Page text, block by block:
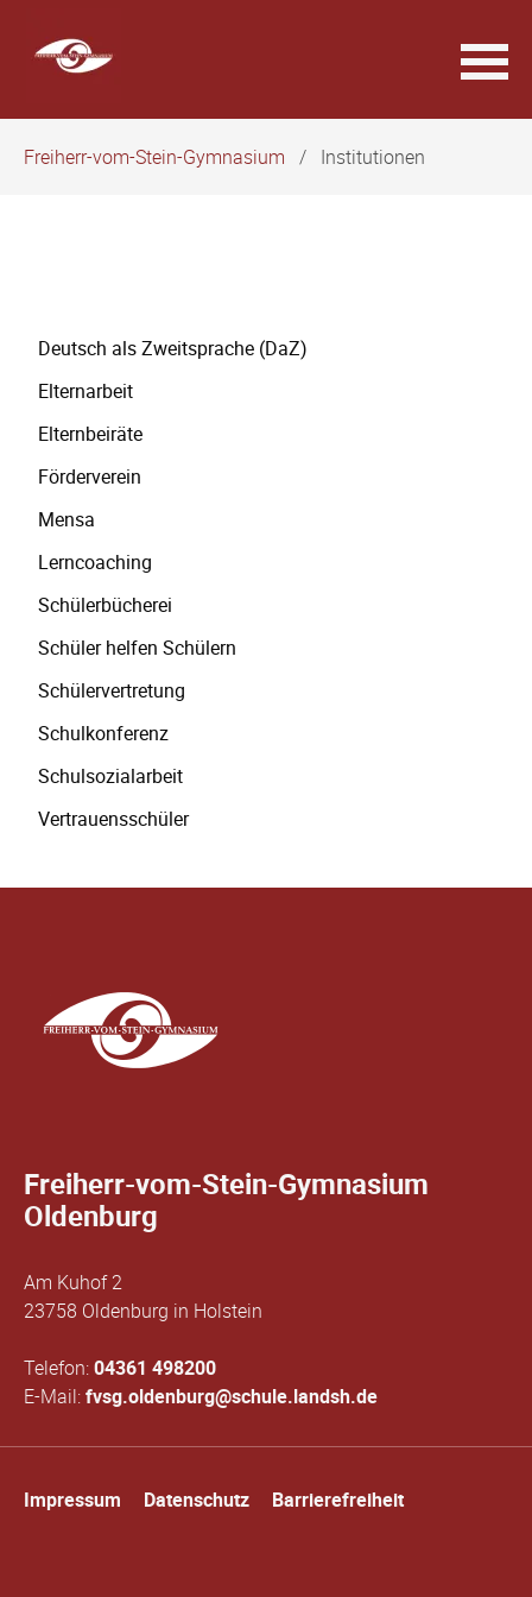
überspringen
Freiherr-vom-Stein-Gymnasium Institutionen
überspringen
Deutsch als Zweitsprache (DaZ)
Elternarbeit
Elternbeiräte
Förderverein
Mensa
Lerncoaching
Schülerbücherei
Schüler helfen Schülern
Schülervertretung
Schulkonferenz
Schulsozialarbeit
Vertrauensschüler
Freiherr-vom-Stein-Gymnasium
Oldenburg
Am Kuhof 2
23758 Oldenburg in Holstein
Telefon:04361 498200
E-Mail:fvsg.oldenburg@schule.landsh.de
überspringen
Impressum Datenschutz Barrierefreiheit